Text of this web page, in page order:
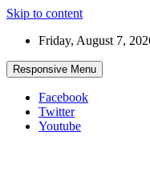
Skip to content
Friday, August 7,
Responsive Menu
Facebook
Twitter
Youtube